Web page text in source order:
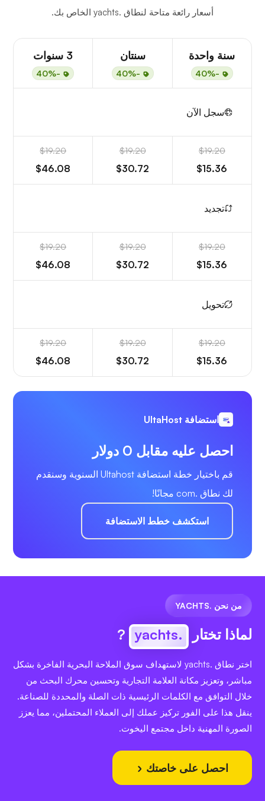
أسعار رائعة متاحة لنطاق .yachts الخاص بك.
سنة واحدة
-40%
سنتان
-40%
3 سنوات
-40%
سجل الآن
$19.20
$15.36
$19.20
$30.72
$19.20
$46.08
تجديد
$19.20
$15.36
$19.20
$30.72
$19.20
$46.08
تحويل
$19.20
$15.36
$19.20
$30.72
$19.20
$46.08
استضافة UltaHost
احصل عليه مقابل 0 دولار
قم باختيار خطة استضافة Ultahost السنوية وسنقدم
لك نطاق .com مجانًا!
استكشف خطط الاستضافة
من نحن .YACHTS
لماذا تختار .yachts
?
اختر نطاق .yachts لاستهداف سوق الملاحة البحرية الفاخرة بشكل
مباشر، وتعزيز مكانة العلامة التجارية وتحسين محرك البحث من
خلال التوافق مع الكلمات الرئيسية ذات الصلة والمحددة للصناعة.
ينقل هذا على الفور تركيز عملك إلى العملاء المحتملين، مما يعزز
الصورة المهنية داخل مجتمع اليخوت.
احصل على خاصتك